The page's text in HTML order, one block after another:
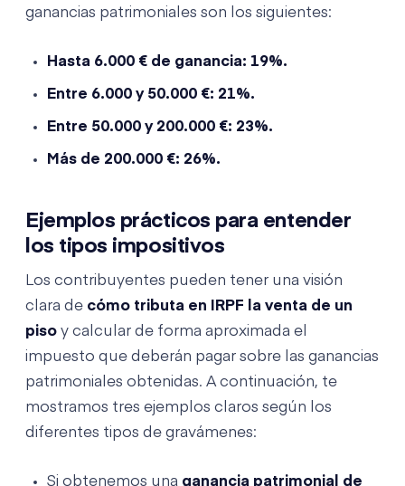
ganancias patrimoniales son los siguientes:
Hasta 6.000 € de ganancia: 19%.
Entre 6.000 y 50.000 €: 21%.
Entre 50.000 y 200.000 €: 23%.
Más de 200.000 €: 26%.
Ejemplos prácticos para entender
los tipos impositivos
Los contribuyentes pueden tener una visión
clara de cómo tributa en IRPF la venta de un
piso y calcular de forma aproximada el
impuesto que deberán pagar sobre las ganancias
patrimoniales obtenidas. A continuación, te
mostramos tres ejemplos claros según los
diferentes tipos de gravámenes:
Si obtenemos una ganancia patrimonial de